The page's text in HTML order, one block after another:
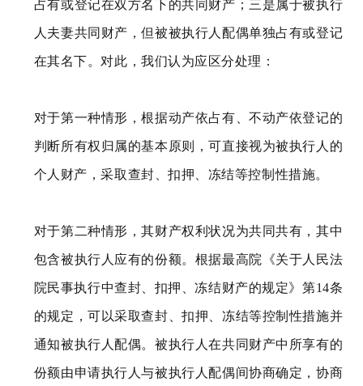
占有或登记在双方名下的共同财产；三是属于被执行
人夫妻共同财产，但被被执行人配偶单独占有或登记
在其名下。对此，我们认为应区分处理：
对于第一种情形，根据动产依占有、不动产依登记的
判断所有权归属的基本原则，可直接视为被执行人的
个人财产，采取查封、扣押、冻结等控制性措施。
对于第二种情形，其财产权利状况为共同共有，其中
包含被执行人应有的份额。根据最高院《关于人民法
院民事执行中查封、扣押、冻结财产的规定》第14条
的规定，可以采取查封、扣押、冻结等控制性措施并
通知被执行人配偶。被执行人在共同财产中所享有的
份额由申请执行人与被执行人配偶间协商确定，协商